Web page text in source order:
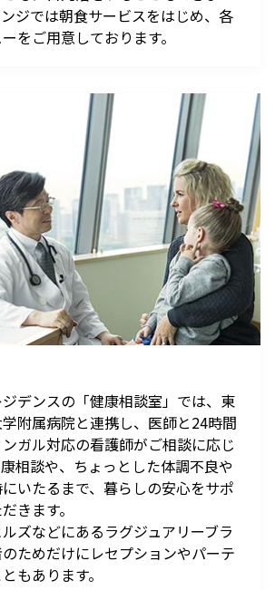
ジでは朝食サービスをはじめ、各
をご用意しております。
デンスの「健康相談室」では、東
附属病院と連携し、医師と24時間
ガル対応の看護師がご相談に応じ
相談や、ちょっとした体調不良や
いたるまで、暮らしの安心をサポ
きます。
ズなどにあるラグジュアリーブラ
ためだけにレセプションやパーテ
もあります。